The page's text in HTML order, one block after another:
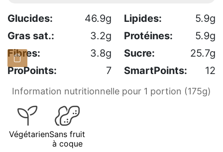
Glucides: 46.9g Lipides:
5.9g
Gras sat.:
3.2g Protéines:
5.9g
Fibres:
3.8g Sucre:
25.7g
ProPoints:
7 SmartPoints: 12
Information nutritionnelle pour 1 portion (175g)
VégétarienSans fruit
à coque